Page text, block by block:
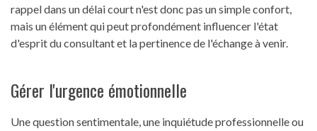
rappel dans un délai court n'est donc pas un simple confort,
mais un élément qui peut profondément influencer l'état
d'esprit du consultant et la pertinence de l'échange à venir.
Gérer l'urgence émotionnelle
Une question sentimentale, une inquiétude professionnelle ou